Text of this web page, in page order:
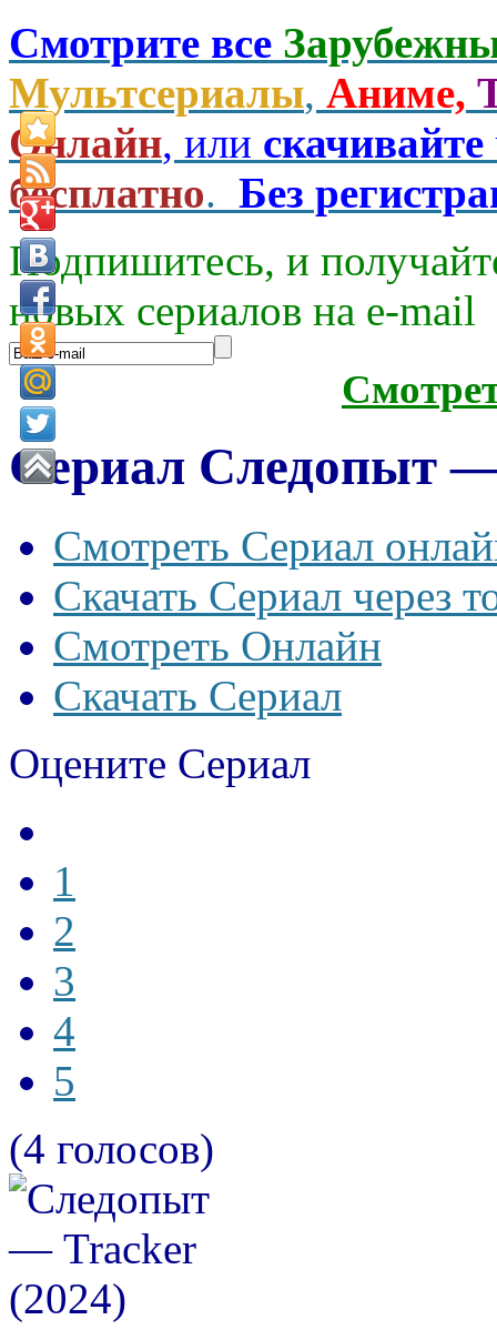
Смотрите все
Мультсериалы, Аниме,
Онлайн, или скачивайте
бесплатно. Без
Подпишитесь, и
новых сериалов на e-mаil
Сериал Следопыт
Смотреть Сериал
Скачать Сериал через
Смотреть Онлайн
Скачать Сериал
Оцените Сериал
1
2
3
4
5
(4 голосов)